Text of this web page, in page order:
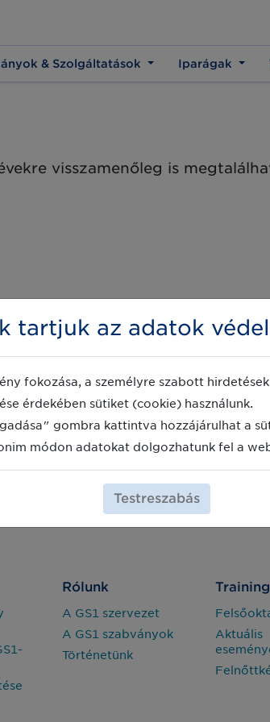
& Szolgáltatások Iparágak
visszamenőleg is
Rólunk
A GS1 szervezet
A GS1 szabványok
Történetünk
Aktuális
tartjuk az adatok
fokozása, a személyre szabott
érdekében sütiket (cookie) használunk.
gombra kattintva hozzájárulhat a
módon adatokat dolgozhatunk fel a
Testreszabás